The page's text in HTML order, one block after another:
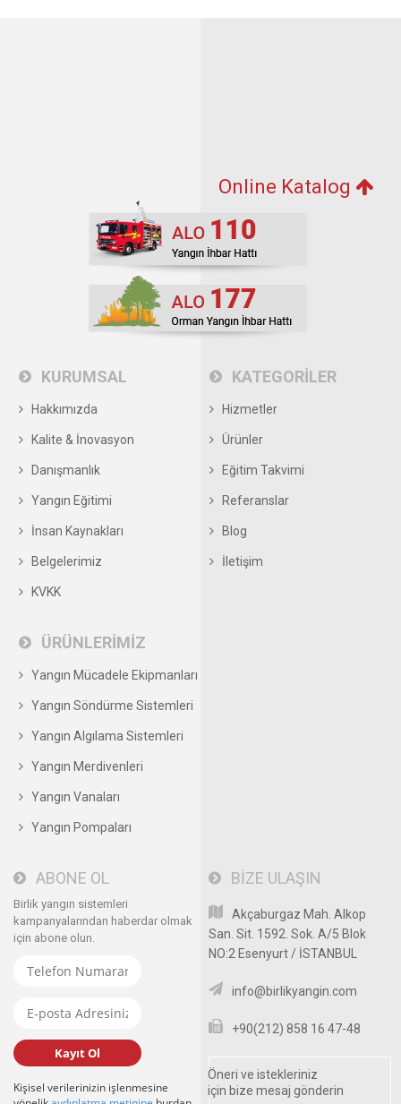
Online Katalog
KURUMSAL
Hakkımızda
Kalite & İnovasyon
Danışmanlık
Yangın Eğitimi
İnsan Kaynakları
Belgelerimiz
KVKK
KATEGORİLER
Hizmetler
Ürünler
Eğitim Takvimi
Referanslar
Blog
İletişim
ÜRÜNLERİMİZ
Yangın Mücadele Ekipmanları
Yangın Söndürme Sistemleri
Yangın Algılama Sistemleri
Yangın Merdivenleri
Yangın Vanaları
Yangın Pompaları
ABONE OL
Birlik yangın sistemleri
kampanyalarından haberdar olmak
için abone olun.
Kayıt Ol
Kişisel verilerinizin işlenmesine
BİZE ULAŞIN
Akçaburgaz Mah. Alkop
San. Sit. 1592. Sok. A/5 Blok
NO:2 Esenyurt / İSTANBUL
info@birlikyangin.com
+90(212) 858 16 47-48
Öneri ve istekleriniz
için bize mesaj gönderin